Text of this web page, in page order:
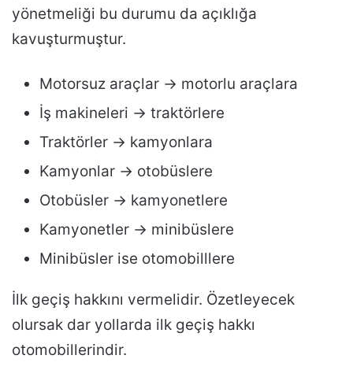
yönetmeliği bu durumu da açıklığa
kavuşturmuştur.
Motorsuz araçlar → motorlu araçlara
İş makineleri → traktörlere
Traktörler → kamyonlara
Kamyonlar → otobüslere
Otobüsler → kamyonetlere
Kamyonetler → minibüslere
Minibüsler ise otomobilllere
İlk geçiş hakkını vermelidir. Özetleyecek
olursak dar yollarda ilk geçiş hakkı
otomobillerindir.